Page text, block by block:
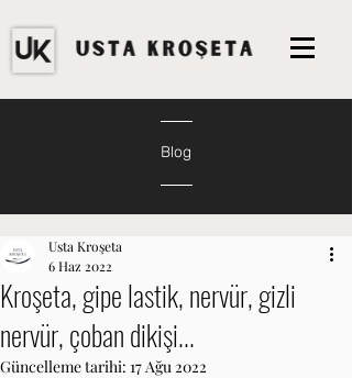
Blog
Kroşeta, gipe lastik, nervür, gizli
nervür, çoban dikişi...
Usta Kroşeta
6 Haz 2022
Güncelleme tarihi: 17 Ağu 2022